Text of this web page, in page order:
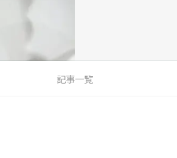
記事一覧